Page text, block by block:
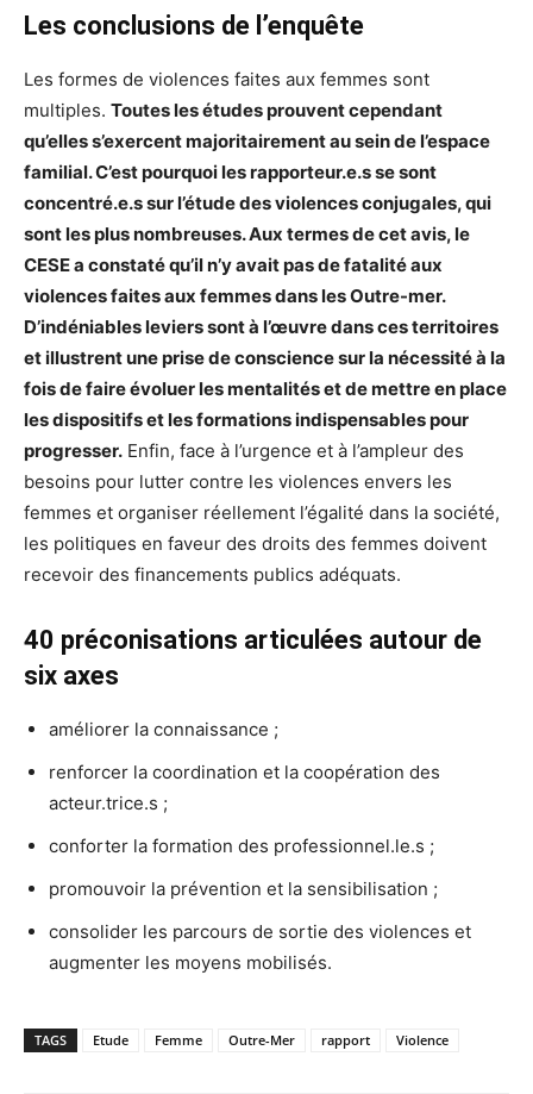
Les conclusions de l’enquête
Les formes de violences faites aux femmes sont
multiples. Toutes les études prouvent cependant
qu’elles s’exercent majoritairement au sein de l’espace
familial. C’est pourquoi les rapporteur.e.s se sont
concentré.e.s sur l’étude des violences conjugales, qui
sont les plus nombreuses. Aux termes de cet avis, le
CESE a constaté qu’il n’y avait pas de fatalité aux
violences faites aux femmes dans les Outre-mer.
D’indéniables leviers sont à l’œuvre dans ces territoires
et illustrent une prise de conscience sur la nécessité à la
fois de faire évoluer les mentalités et de mettre en place
les dispositifs et les formations indispensables pour
progresser. Enfin, face à l’urgence et à l’ampleur des
besoins pour lutter contre les violences envers les
femmes et organiser réellement l’égalité dans la société,
les politiques en faveur des droits des femmes doivent
recevoir des financements publics adéquats.
40 préconisations articulées autour de
six axes
améliorer la connaissance ;
renforcer la coordination et la coopération des
acteur.trice.s ;
conforter la formation des professionnel.le.s ;
promouvoir la prévention et la sensibilisation ;
consolider les parcours de sortie des violences et
augmenter les moyens mobilisés.
TAGS Etude Femme Outre-Mer rapport Violence